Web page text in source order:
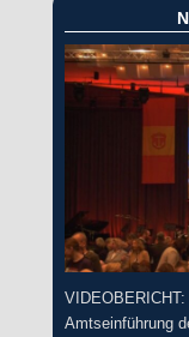
Amtseinführung